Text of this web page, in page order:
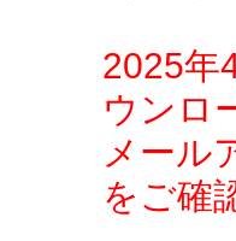
2025年
ウンロ
メール
をご確